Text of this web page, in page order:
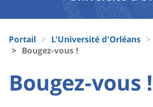
Recherche
Block
liste
composantes
d'Ariane
Portail L'Université d'Orléans
Bougez-vous !
University
University
Titre
Bougez-vous !